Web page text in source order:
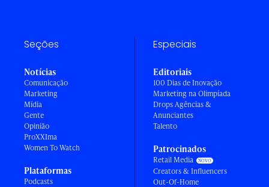
Seções
Notícias
Comunicação
Marketing
Mídia
Gente
Opinião
ProXXIma
Women To Watch
Plataformas
Podcasts
Especiais
Editoriais
100 Dias de Inovação
Marketing na Olimpíada
Drops Agências &
Anunciantes
Talento
Patrocinados
Retail Media
Creators & Influencers
Out-Of-Home